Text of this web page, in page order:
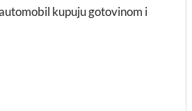
kupuju gotovinom i